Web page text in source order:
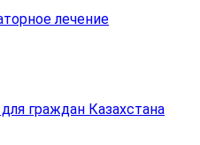
лечение
граждан Казахстана